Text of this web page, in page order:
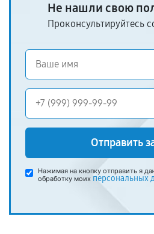
Не нашли свою
Проконсультируйтесь
Отправить
Нажимая на кнопку отправить я
обработку моих персональных